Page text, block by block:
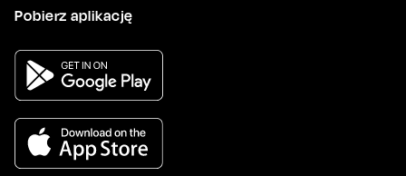
Pobierz aplikację